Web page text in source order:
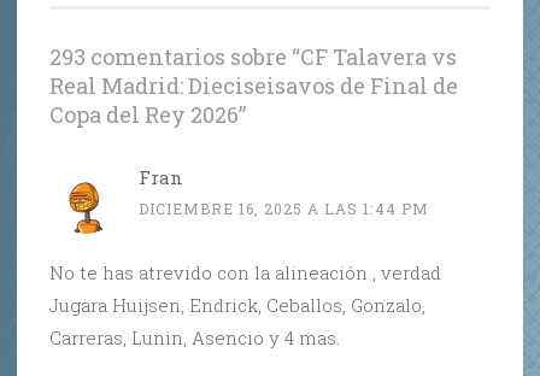
293 comentarios sobre “CF Talavera vs
Real Madrid: Dieciseisavos de Final de
Copa del Rey 2026”
Fran
DICIEMBRE 16, 2025 A LAS 1:44 PM
No te has atrevido con la alineación , verdad
Jugara Huijsen, Endrick, Ceballos, Gonzalo,
Carreras, Lunin, Asencio y 4 mas.